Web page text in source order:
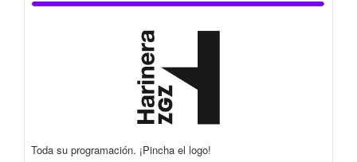
Toda su programación. ¡Pincha el logo!